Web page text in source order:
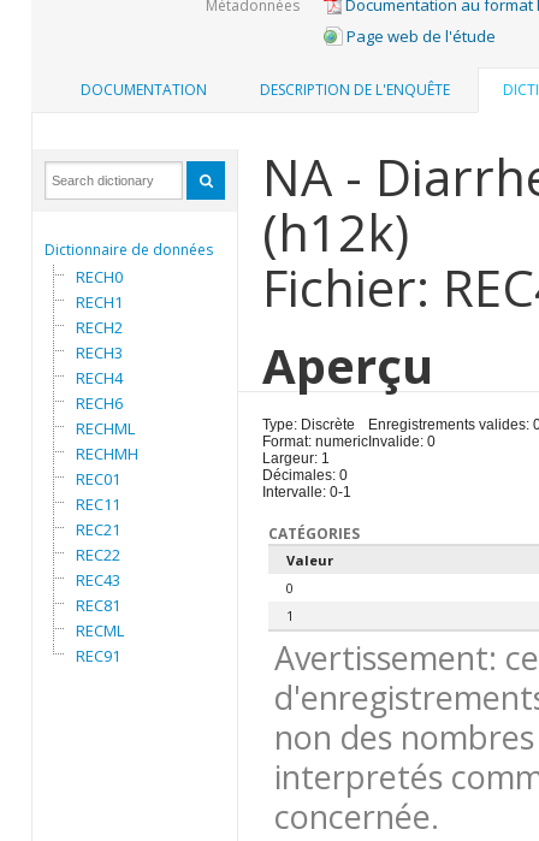
Métadonnées
Page web de l'étude
DOCUMENTATION DESCRIPTION DE L'ENQUÊTE
Dictionnaire de données
RECH0
RECH1
RECH2
RECH3
RECH4
RECH6
RECHML
RECHMH
REC01
REC11
REC21
REC22
REC43
REC81
RECML
REC91
NA -
(h12k)
Fichier:
Aperçu
Type: Discrète
Format: numeric
Largeur: 1
Décimales: 0
Intervalle: 0-1
Enregistrements valides:
Invalide: 0
CATÉGORIES
Valeur
0
1
Avertissement:
non des
interpretés
concernée.